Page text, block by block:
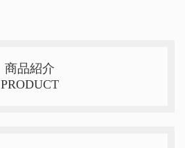
商品紹介
PRODUCT